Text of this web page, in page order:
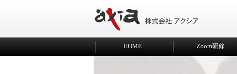
HOME Zoom研修